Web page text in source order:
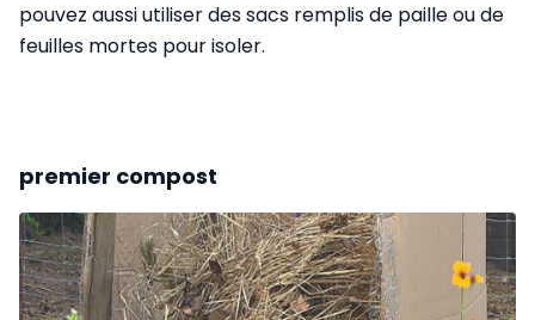
pouvez aussi utiliser des sacs remplis de paille ou de
feuilles mortes pour isoler.
premier compost